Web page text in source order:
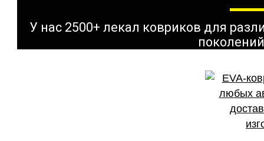
У нас 2500+ лекал ковриков для